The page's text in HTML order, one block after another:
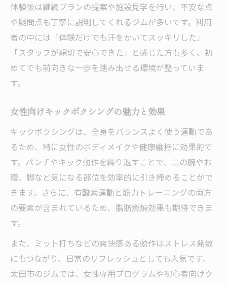
キックボクシング 太田 女性の口コミ活用術
キックボクシングで新しい自分に出会う方法
キックボクシングで自分らしい体型を実現
新しい自分に出会うキックボクシングの魅
キックボクシングで得るポジティブな毎日
群馬 キックボクシング 女性の挑戦を応援
体験後は継続プランの提案や施設見学を行い、不安な点
や疑問点も丁寧に説明してくれるジムが多いです。利用
者の中には「体験だけでも汗をかいてスッキリした」
「スタッフが親切で安心できた」と感じた方も多く、初
めてでも前向きな一歩を踏み出せる環境が整っていま
す。
女性向けキックボクシングの魅力と効果
キックボクシングは、全身をバランスよく使う運動であ
るため、特に女性のボディメイクや健康維持に効果的で
す。パンチやキック動作を繰り返すことで、二の腕やお
腹、脚など気になる部位を効率的に引き締めることがで
きます。さらに、有酸素運動と筋力トレーニングの両方
の要素が含まれているため、脂肪燃焼効果も期待できま
す。
また、ミット打ちなどの爽快感ある動作はストレス発散
にもつながり、日常のリフレッシュとしても人気です。
太田市のジムでは、女性専用プログラムや初心者向けク